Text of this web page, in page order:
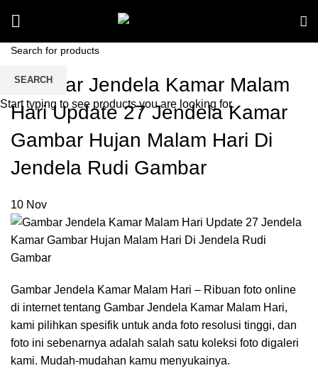
Gambar Jendela Kamar Malam
Hari Update 27 Jendela Kamar
Gambar Hujan Malam Hari Di
Jendela Rudi Gambar
10 Nov
Gambar Jendela Kamar Malam Hari – Ribuan foto online
di internet tentang Gambar Jendela Kamar Malam Hari,
kami pilihkan spesifik untuk anda foto resolusi tinggi, dan
foto ini sebenarnya adalah salah satu koleksi foto digaleri
kami. Mudah-mudahan kamu menyukainya.
SEARCH
Start typing to see products you are looking for.